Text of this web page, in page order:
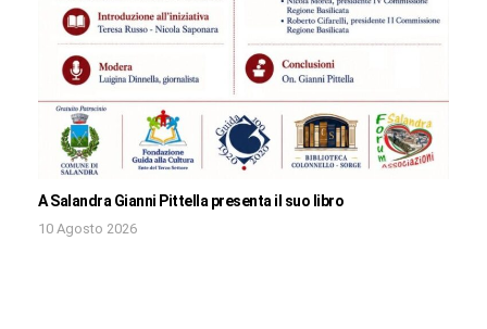
A Salandra Gianni Pittella presenta il suo libro
10 Agosto 2026